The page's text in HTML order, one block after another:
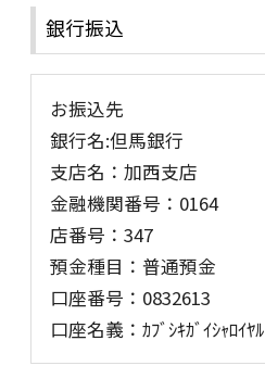
銀行振込
お振込先
銀行名:但馬銀行
支店名：加西支店
金融機関番号：0164
店番号：347
預金種目：普通預金
口座番号：0832613
口座名義：ｶﾌﾞｼｷｶﾞｲｼｬﾛｲﾔﾙ